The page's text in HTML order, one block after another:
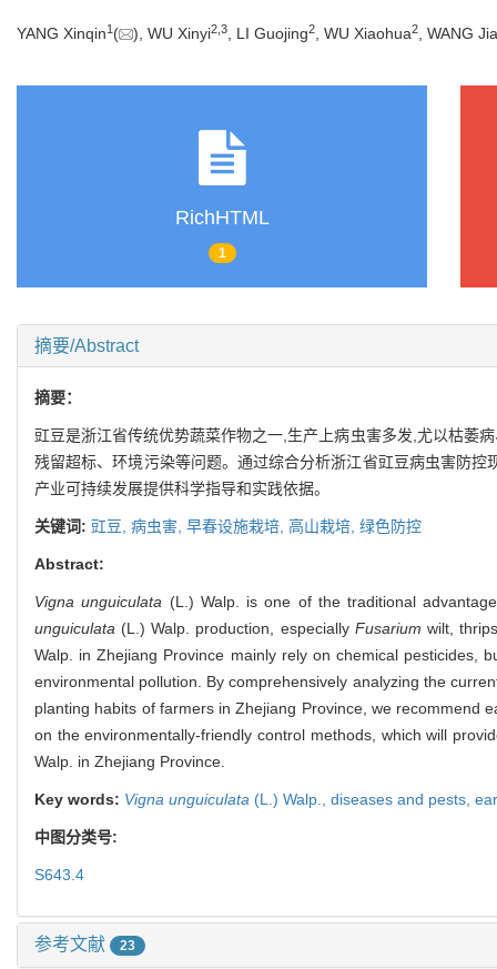
YANG Xinqin1 ( ), WU Xinyi2 3 , LI Guojing2 , WU Xiaohua2 , WANG
RichHTML
1
摘要/Abstract
摘要：
豇豆是浙江省传统优势蔬菜作物之一,生产上病虫害多发,尤以枯萎
残留超标、环境污染等问题。通过综合分析浙江省豇豆病虫害防
产业可持续发展提供科学指导和实践依据。
关键词: 豇豆, 病虫害, 早春设施栽培, 高山栽培, 绿色防控
Abstract:
Vigna unguiculata (L.) Walp. is one of the traditional
unguiculata (L.) Walp. production, especially Fusarium wilt,
Walp. in Zhejiang Province mainly rely on chemical pesticides,
environmental pollution. By comprehensively analyzing the
planting habits of farmers in Zhejiang Province, we recommend
on the environmentally-friendly control methods, which will
Walp. in Zhejiang Province.
Key words: Vigna unguiculata (L.) Walp., diseases and pests,
中图分类号:
S643.4
参考文献 23